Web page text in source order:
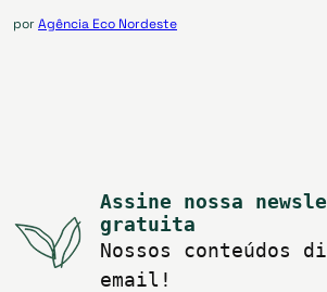
porAgência Eco Nordeste
Assine nossa
gratuita
Nossos conteúdos
email!